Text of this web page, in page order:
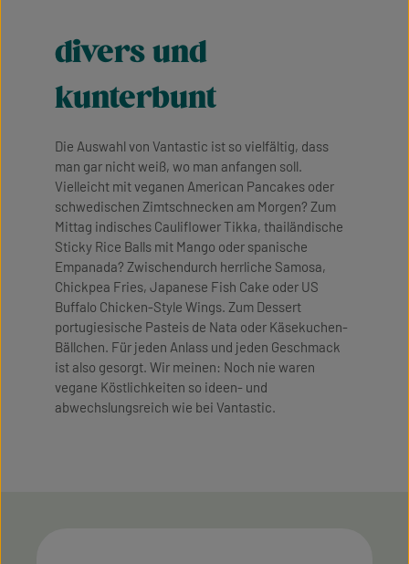
divers und
kunterbunt
Die Auswahl von Vantastic ist so vielfältig, dass
man gar nicht weiß, wo man anfangen soll.
Vielleicht mit veganen American Pancakes oder
schwedischen Zimtschnecken am Morgen? Zum
Mittag indisches Cauliflower Tikka, thailändische
Sticky Rice Balls mit Mango oder spanische
Empanada? Zwischendurch herrliche Samosa,
Chickpea Fries, Japanese Fish Cake oder US
Buffalo Chicken-Style Wings. Zum Dessert
portugiesische Pasteis de Nata oder Käsekuchen-
Bällchen. Für jeden Anlass und jeden Geschmack
ist also gesorgt. Wir meinen: Noch nie waren
vegane Köstlichkeiten so ideen- und
abwechslungsreich wie bei Vantastic.